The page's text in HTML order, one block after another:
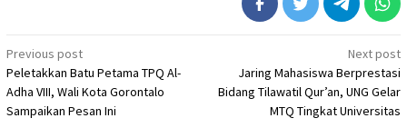
Post
navigation
Previous post
Peletakkan Batu Petama TPQ Al-
Adha VIII, Wali Kota Gorontalo
Sampaikan Pesan Ini
Next post
Jaring Mahasiswa Berprestasi
Bidang Tilawatil Qur’an, UNG Gelar
MTQ Tingkat Universitas